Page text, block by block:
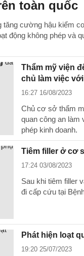
toàn quốc
tăng cường hậu kiểm
động không phép và
Thẩm mỹ viện
chủ làm việc
16:27 16/08/2023
Chủ cơ sở thẩm
quan công an làm
phép kinh doanh.
Tiêm filler ở cơ
17:24 03/08/2023
Sau khi tiêm filler
đi cấp cứu tại
Phát hiện loạt
19:20 25/07/2023